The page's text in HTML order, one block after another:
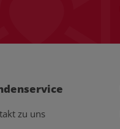
zu uns